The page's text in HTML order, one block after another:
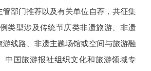
管部门推荐以及有关单位自荐，共征集
类型涉及传统节庆类非遗旅游、非遗
游线路、非遗主题场馆或空间与旅游融
中国旅游报社组织文化和旅游领域专